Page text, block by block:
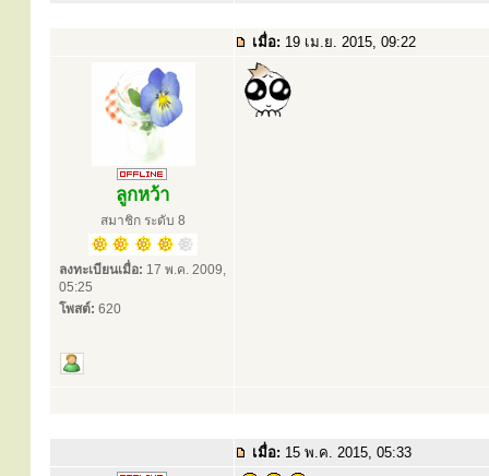
เมื่อ: 19 เม.ย. 2015, 09:22
ลูกหว้า
สมาชิก ระดับ 8
ลงทะเบียนเมื่อ: 17 พ.ค. 2009,
05:25
โพสต์: 620
เมื่อ: 15 พ.ค. 2015, 05:33